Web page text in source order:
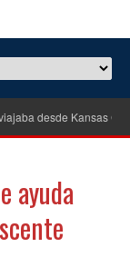
desde Kansas City
ayuda